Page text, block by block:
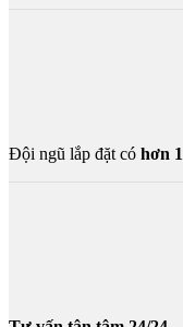
Đội ngũ lắp đặt có hơn